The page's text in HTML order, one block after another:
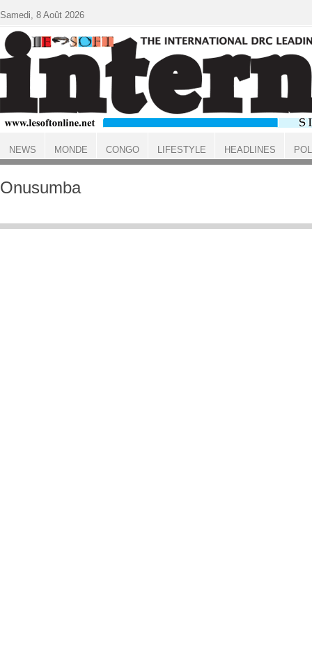
ACCUEIL
Onusumba
Samedi, 8 Août 2026
NEWS MONDE CONGO LIFESTYLE HEADLINES